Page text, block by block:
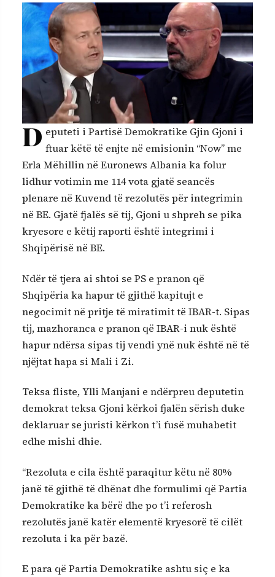
D eputeti i Partisë Demokratike Gjin Gjoni i
ftuar këtë të enjte në emisionin “Now” me
Erla Mëhillin në Euronews Albania ka folur
lidhur votimin me 114 vota gjatë seancës
plenare në Kuvend të rezolutës për integrimin
në BE. Gjatë fjalës së tij, Gjoni u shpreh se pika
kryesore e këtij raporti është integrimi i
Shqipërisë në BE.
Ndër të tjera ai shtoi se PS e pranon që
Shqipëria ka hapur të gjithë kapitujt e
negocimit në pritje të miratimit të IBAR-t. Sipas
tij, mazhoranca e pranon që IBAR-i nuk është
hapur ndërsa sipas tij vendi ynë nuk është në të
njëjtat hapa si Mali i Zi.
Teksa fliste, Ylli Manjani e ndërpreu deputetin
demokrat teksa Gjoni kërkoi fjalën sërish duke
deklaruar se juristi kërkon t’i fusë muhabetit
edhe mishi dhie.
“Rezoluta e cila është paraqitur këtu në 80%
janë të gjithë të dhënat dhe formulimi që Partia
Demokratike ka bërë dhe po t’i referosh
rezolutës janë katër elementë kryesorë të cilët
rezoluta i ka për bazë.
E para që Partia Demokratike ashtu siç e ka